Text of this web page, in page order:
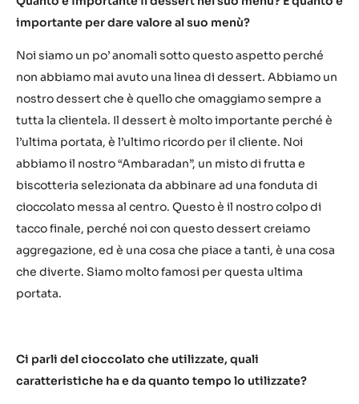
importante per dare valore al suo menù?
Noi siamo un po’ anomali sotto questo aspetto perché
non abbiamo mai avuto una linea di dessert. Abbiamo un
nostro dessert che è quello che omaggiamo sempre a
tutta la clientela. Il dessert è molto importante perché è
l’ultima portata, è l’ultimo ricordo per il cliente. Noi
abbiamo il nostro “Ambaradan”, un misto di frutta e
biscotteria selezionata da abbinare ad una fonduta di
cioccolato messa al centro. Questo è il nostro colpo di
tacco finale, perché noi con questo dessert creiamo
aggregazione, ed è una cosa che piace a tanti, è una cosa
che diverte. Siamo molto famosi per questa ultima
portata.
Ci parli del cioccolato che utilizzate, quali
caratteristiche ha e da quanto tempo lo utilizzate?